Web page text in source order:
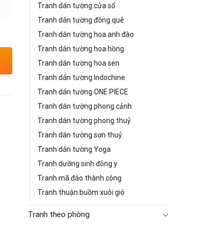
Tranh dán tường cửa sổ
Tranh dán tường đồng quê
Tranh dán tường hoa anh đào
Tranh dán tường hoa hồng
Tranh dán tường hoa sen
Tranh dán tường Indochine
Tranh dán tường ONE PIECE
Tranh dán tường phong cảnh
Tranh dán tường phong thuỷ
Tranh dán tường sơn thuỷ
Tranh dán tường Yoga
Tranh dưỡng sinh đông y
Tranh mã đáo thành công
Tranh thuận buồm xuôi gió
Tranh theo phòng